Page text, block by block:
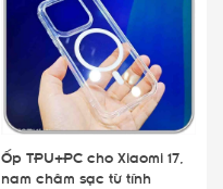
Ốp TPU+PC cho Xiaomi 17,
nam châm sạc từ tính